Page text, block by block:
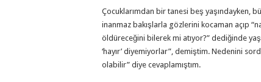
Çocuklarımdan bir tanesi beş yaşındayken,
inanmaz bakışlarla gözlerini kocaman açıp
öldüreceğini bilerek mi atıyor?” dediğinde
‘hayır’ diyemiyorlar”, demiştim. Nedenini
olabilir” diye cevaplamıştım.